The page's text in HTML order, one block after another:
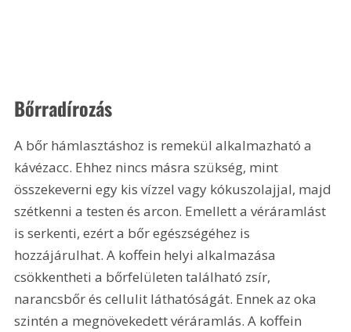
Bőrradírozás
A bőr hámlasztáshoz is remekül alkalmazható a
kávézacc. Ehhez nincs másra szükség, mint
összekeverni egy kis vízzel vagy kókuszolajjal, majd
szétkenni a testen és arcon. Emellett a véráramlást
is serkenti, ezért a bőr egészségéhez is
hozzájárulhat. A koffein helyi alkalmazása
csökkentheti a bőrfelületen található zsír,
narancsbőr és cellulit láthatóságát. Ennek az oka
szintén a megnövekedett véráramlás. A koffein